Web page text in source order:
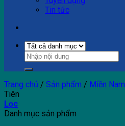
Tin tức
Trang chủ / Sản phẩm / Miền Nam
Tiên
Lọc
Danh mục sản phẩm